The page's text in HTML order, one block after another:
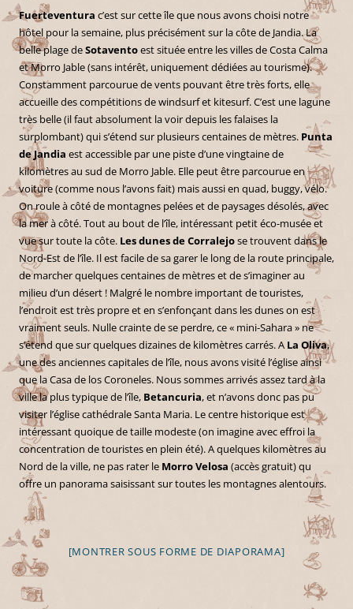
Fuerteventura c’est sur cette île que nous avons choisi notre
hôtel pour la semaine, plus précisément sur la côte de Jandia. La
belle plage deSotaventoest située entre les villes de Costa Calma
et Morro Jable (sans intérêt, uniquement dédiées au tourisme).
Constamment parcourue de vents pouvant être très forts, elle
accueille des compétitions de windsurf et kitesurf. C’est une lagune
très belle (il faut absolument la voir depuis les falaises la
surplombant) qui s’étend sur plusieurs centaines de mètres. Punta
de Jandia est accessible par une piste d’une vingtaine de
kilomètres au sud de Morro Jable. Elle peut être parcourue en
voiture (comme nous l’avons fait) mais aussi en quad, buggy, vélo.
On roule à côté de montagnes pelées et de paysages désolés, avec
la mer à côté. Tout au bout de l’île, intéressant petit éco-musée et
vue sur toute la côte. Les dunes de Corralejose trouvent dans le
Nord-Est de l’île. Il est facile de sa garer le long de la route principale,
de marcher quelques centaines de mètres et de s’imaginer au
milieu d’un désert ! Malgré le nombre important de touristes,
l’endroit est très propre et en s’enfonçant dans les dunes on est
vraiment seuls. Nulle crainte de se perdre, ce « mini-Sahara » ne
s’étend que sur quelques dizaines de kilomètres carrés. A La Oliva,
une des anciennes capitales de l’île, nous avons visité l’église ainsi
que la Casa de los Coroneles. Nous sommes arrivés assez tard à la
ville la plus typique de l’île, Betancuria, et n’avons donc pas pu
visiter l’église cathédrale Santa Maria. Le centre historique est
intéressant quoique de taille modeste (on imagine avec effroi la
concentration de touristes en plein été). A quelques kilomètres au
Nord de la ville, ne pas rater le Morro Velosa (accès gratuit) qu
offre un panorama saisissant sur toutes les montagnes alentours.
[MONTRER SOUS FORME DE DIAPORAMA]